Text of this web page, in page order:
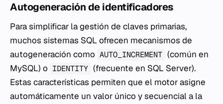
Autogeneración de identificadores
Para simplificar la gestión de claves primarias,
muchos sistemas SQL ofrecen mecanismos de
autogeneración como AUTO_INCREMENT (común en
MySQL) o IDENTITY (frecuente en SQL Server).
Estas características permiten que el motor asigne
automáticamente un valor único y secuencial a la